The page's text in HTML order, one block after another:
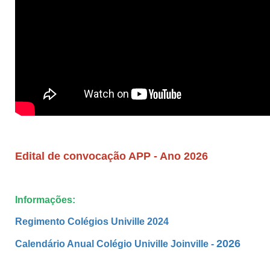
Edital de convocação APP - Ano 2026
Informações:
Regimento Colégios Univille 2024
Calendário Anual Colégio Univille Joinville - 2026